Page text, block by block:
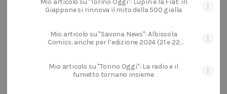
Mio articolo su "Torino Oggi": Lupin e la Fiat: in
Giappone si rinnova il mito della 500 gialla
Mio articolo su "Savona News": Albissola
Comics: anche per l’edizione 2024 (21 e 22
Mio articolo su "Torino Oggi": La radio e il
fumetto tornano insieme